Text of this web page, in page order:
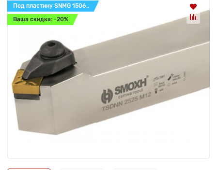
Под пластину SNMG 1506..
Ваша скидка: -20%